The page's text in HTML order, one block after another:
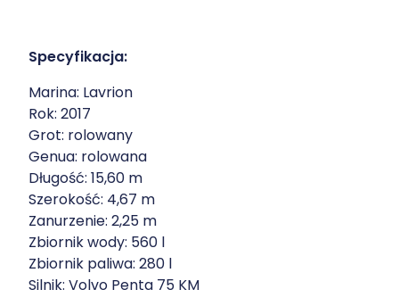
Specyfikacja:
Marina: Lavrion
Rok: 2017
Grot: rolowany
Genua: rolowana
Długość: 15,60 m
Szerokość: 4,67 m
Zanurzenie: 2,25 m
Zbiornik wody: 560 l
Zbiornik paliwa: 280 l
Silnik: Volvo Penta 75 KM